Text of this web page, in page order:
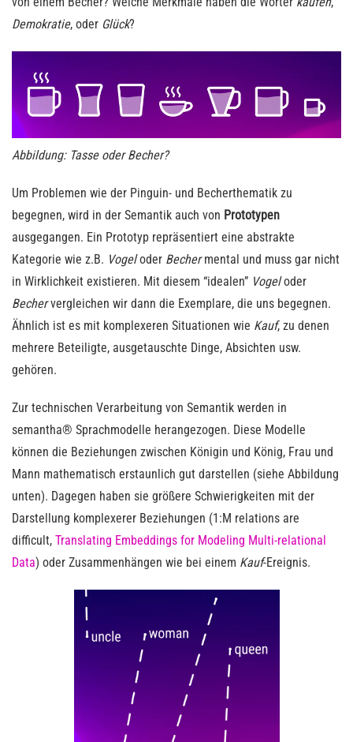
Demokratie, oder Glück?
Abbildung: Tasse oder Becher?
Um Problemen wie der Pinguin- und Becherthematik zu
begegnen, wird in der Semantik auch von Prototypen
ausgegangen. Ein Prototyp repräsentiert eine abstrakte
Kategorie wie z.B. Vogeloder Bechermental und muss gar nicht
in Wirklichkeit existieren. Mit diesem “idealen” Vogeloder
Bechervergleichen wir dann die Exemplare, die uns begegnen.
Ähnlich ist es mit komplexeren Situationen wie Kauf, zu denen
mehrere Beteiligte, ausgetauschte Dinge, Absichten usw.
gehören.
Zur technischen Verarbeitung von Semantik werden in
semantha® Sprachmodelle herangezogen. Diese Modelle
können die Beziehungen zwischen Königin und König, Frau und
Mann mathematisch erstaunlich gut darstellen (siehe Abbildung
unten). Dagegen haben sie größere Schwierigkeiten mit der
Darstellung komplexerer Beziehungen (1:M relations are
difficult, Translating Embeddings for Modeling Multi-relational
Data) oder Zusammenhängen wie bei einem Kauf-Ereignis.